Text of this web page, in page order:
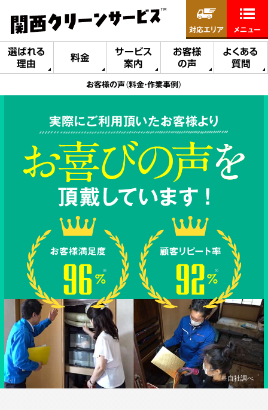
選ばれる
理由
料金
サービス
案内
お客様
の声
よくある
質問
対応エリア メニュー
お客様の声（料金・作業事例）
実際にご利用頂いたお客様より
※自社調べ